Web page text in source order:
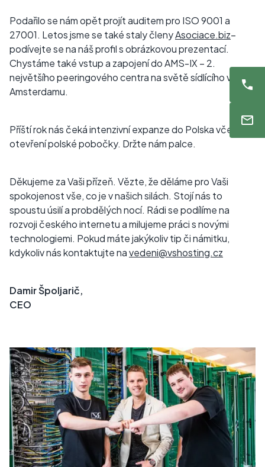
Podařilo se nám opět projít auditem pro ISO 9001 a
27001. Letos jsme se také staly členyAsociace.biz–
podívejte se na náš profil s obrázkovou prezentací.
Chystáme také vstup a zapojení do AMS-IX – 2.
největšího peeringového centra na světě sídlícího v
Amsterdamu.
Příští rok nás čeká intenzivní expanze do Polska včetně
otevření polské pobočky. Držte nám palce.
Děkujeme za Vaši přízeň. Vězte, že děláme pro Vaši
spokojenost vše, co je v našich silách. Stojí nás to
spoustu úsilí a probdělých nocí. Rádi se podílíme na
rozvoji českého internetu a milujeme práci s novými
technologiemi. Pokud máte jakýkoliv tip či námitku,
kdykoliv nás kontaktujte navedeni@vshosting.cz
Damir Špoljarič,
CEO